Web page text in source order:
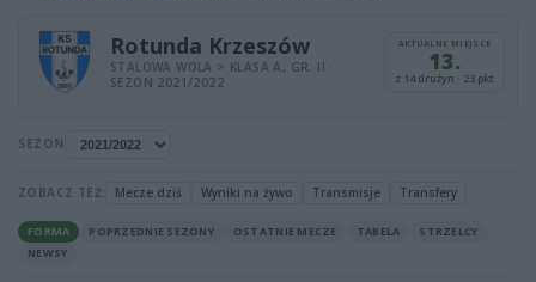
Rotunda Krzeszów
STALOWA WOLA > KLASA A, GR. II ·
SEZON 2021/2022
AKTUALNE MIEJSCE
13.
z 14 drużyn · 23 pkt
SEZON
ZOBACZ TEŻ: Mecze dziś Wyniki na żywo Transmisje Transfery
FORMA POPRZEDNIE SEZONY OSTATNIE MECZE TABELA
STRZELCY
NEWSY